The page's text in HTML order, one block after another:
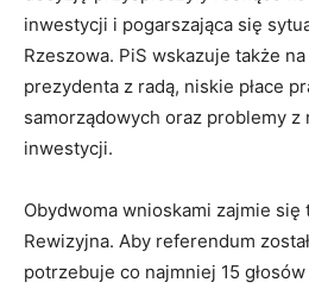
inwestycji i pogarszająca się
Rzeszowa. PiS wskazuje także
prezydenta z radą, niskie płace
samorządowych oraz problemy z
inwestycji.
Obydwoma wnioskami zajmie się
Rewizyjna. Aby referendum
potrzebuje co najmniej 15